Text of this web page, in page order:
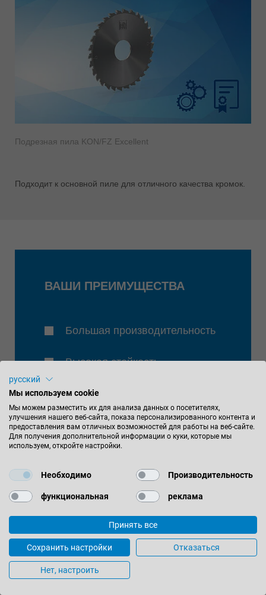
Подрезная пила KON/FZ Excellent
Подходит к основной пиле для отличного качества кромок.
ВАШИ ПРЕИМУЩЕСТВА
Большая производительность
Высокая стойкость
5-8 раз можно переточить
ГЛАВНОЕ
Подходит для основной пилы
русский
Мы используем cookie
Мы можем разместить их для анализа данных о посетителях,
улучшения нашего веб-сайта, показа персонализированного контента и
предоставления вам отличных возможностей для работы на веб-сайте.
Для получения дополнительной информации о куки, которые мы
используем, откройте настройки.
Необходимо Производительность
функциональная реклама
Принять все
Сохранить настройки Отказаться
Нет, настроить